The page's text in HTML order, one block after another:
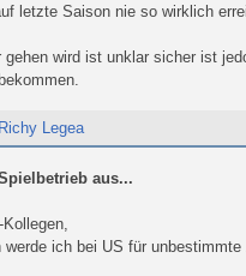
letzte Saison nie so wirklich
gehen wird ist unklar sicher ist
Richy Legea
aus...
werde ich bei US für